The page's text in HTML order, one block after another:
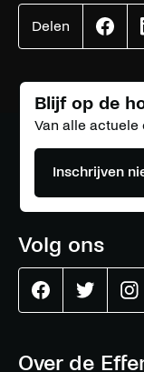
Delen
op
Over de
Blijf op de
Van alle actuele
Inschrijven
Volg ons
EffenaarEffenaar